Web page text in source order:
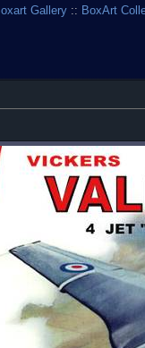
Gallery :: BoxArt